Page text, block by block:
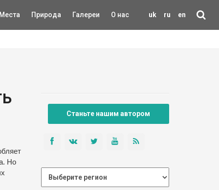
uk ru en
Места Природа Галереи О нас
Но
Станьте нашим автором